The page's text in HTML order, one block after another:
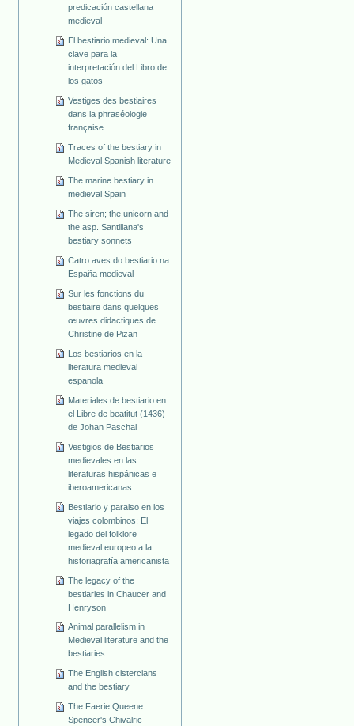
predicación castellana
medieval
El bestiario medieval: Una
clave para la
interpretación del Libro de
los gatos
Vestiges des bestiaires
dans la phraséologie
française
Traces of the bestiary in
Medieval Spanish literature
The marine bestiary in
medieval Spain
The siren; the unicorn and
the asp. Santillana's
bestiary sonnets
Catro aves do bestiario na
España medieval
Sur les fonctions du
bestiaire dans quelques
œuvres didactiques de
Christine de Pizan
Los bestiarios en la
literatura medieval
espanola
Materiales de bestiario en
el Libre de beatitut (1436)
de Johan Paschal
Vestigios de Bestiarios
medievales en las
literaturas hispánicas e
iberoamericanas
Bestiario y paraiso en los
viajes colombinos: El
legado del folklore
medieval europeo a la
historiagrafía americanista
The legacy of the
bestiaries in Chaucer and
Henryson
Animal parallelism in
Medieval literature and the
bestiaries
The English cistercians
and the bestiary
The Faerie Queene:
Spencer's Chivalric